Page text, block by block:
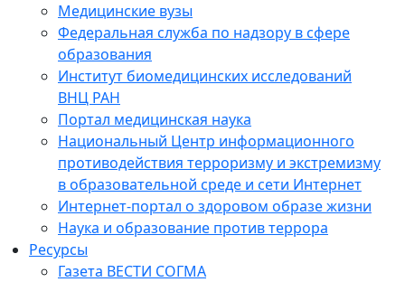
Медицинские вузы
Федеральная служба по надзору в сфере
образования
Институт биомедицинских исследований
ВНЦ РАН
Портал медицинская наука
Национальный Центр информационного
противодействия терроризму и экстремизму
в образовательной среде и сети Интернет
Интернет-портал о здоровом образе жизни
Наука и образование против террора
Ресурсы
Газета ВЕСТИ СОГМА